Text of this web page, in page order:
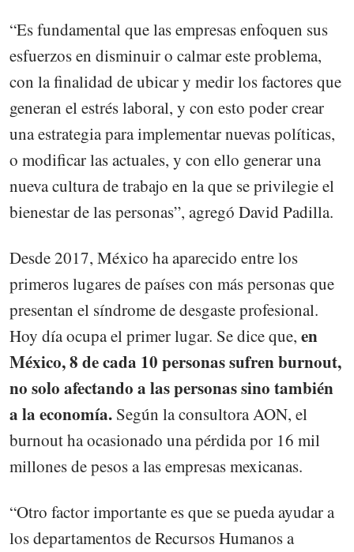
“Es fundamental que las empresas enfoquen sus
esfuerzos en disminuir o calmar este problema,
con la finalidad de ubicar y medir los factores que
generan el estrés laboral, y con esto poder crear
una estrategia para implementar nuevas políticas,
o modificar las actuales, y con ello generar una
nueva cultura de trabajo en la que se privilegie el
bienestar de las personas”, agregó David Padilla.
Desde 2017, México ha aparecido entre los
primeros lugares de países con más personas que
presentan el síndrome de desgaste profesional.
Hoy día ocupa el primer lugar. Se dice que, en
México, 8 de cada 10 personas sufren burnout,
no solo afectando a las personas sino también
a la economía. Según la consultora AON, el
burnout ha ocasionado una pérdida por 16 mil
millones de pesos a las empresas mexicanas.
“Otro factor importante es que se pueda ayudar a
los departamentos de Recursos Humanos a